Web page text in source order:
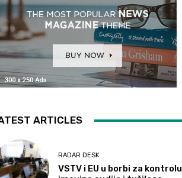
ARTICLES
RADAR DESK
VSTV i EU u borbi za kontrolu